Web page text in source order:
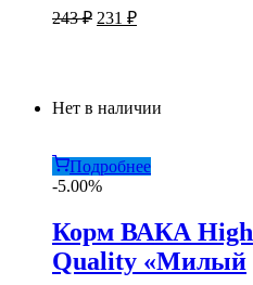
243₽ Первоначальная
231 ₽Текущая
Нет в наличии
Подробнее
-5.00%
Корм ВАКА High
Quality «Милый